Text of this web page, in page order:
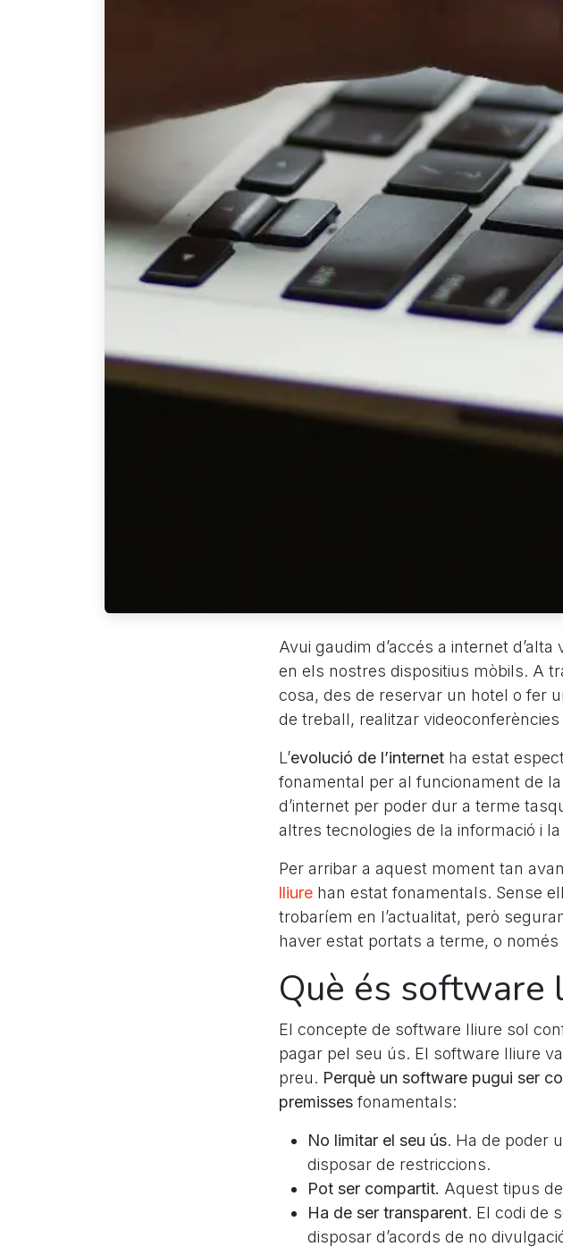
Avui gaudim d’accés a internet
en els nostres dispositius mòbils. A
cosa, des de reservar un hotel o fer
de treball, realitzar videoconferències
L’evolució de l’internet ha estat
fonamental per al funcionament de
d’internet per poder dur a terme
altres tecnologies de la informació i
Per arribar a aquest moment tan
lliure han estat fonamentals. Sense
trobaríem en l’actualitat, però
haver estat portats a terme, o
Què és software
El concepte de software lliure sol
pagar pel seu ús. El software lliure
preu. Perquè un software pugui ser
premissesfonamentals:
No limitar el seu ús. Ha de poder
disposar de restriccions.
Pot ser compartit. Aquest tipus
Ha de ser transparent. El codi de
disposar d’acords de no